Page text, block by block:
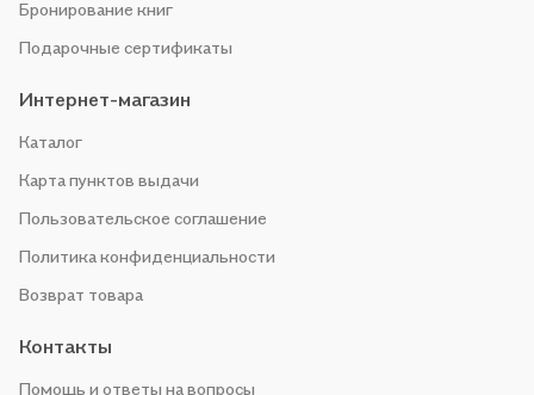
Бронирование книг
Подарочные сертификаты
Интернет-магазин
Каталог
Карта пунктов выдачи
Пользовательское соглашение
Политика конфиденциальности
Возврат товара
Контакты
Помощь и ответы на вопросы